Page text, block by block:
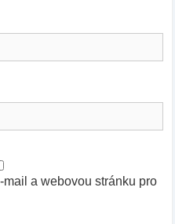
a webovou stránku pro